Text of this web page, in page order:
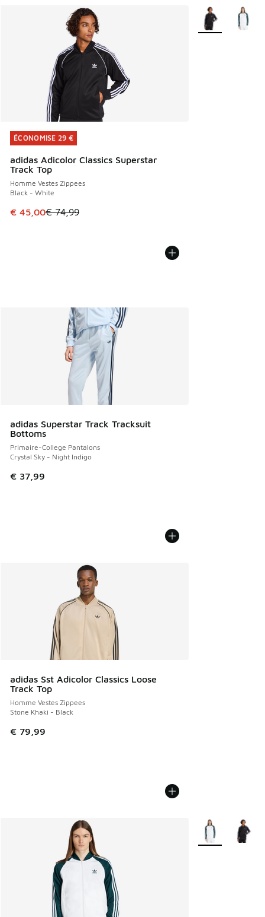
ÉCONOMISE 29 €
adidas Adicolor Classics Superstar
Track Top
Homme Vestes Zippees
Black - White
Cet article est en promotion. Prix en baisse de € 74,99 à
€ 45,00€ 74,99
ÉCONOMISE 29 €
Plus de couleurs
adidas Superstar Track Tracksuit
Bottoms
Primaire-College Pantalons
Crystal Sky - Night Indigo
€ 37,99
adidas Sst Adicolor Classics Loose
Track Top
Homme Vestes Zippees
Stone Khaki - Black
€ 79,99
Plus de couleurs